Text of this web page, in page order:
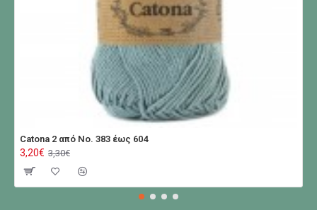
Catona 2 από No. 383 έως 604
3,20€ 3,30€